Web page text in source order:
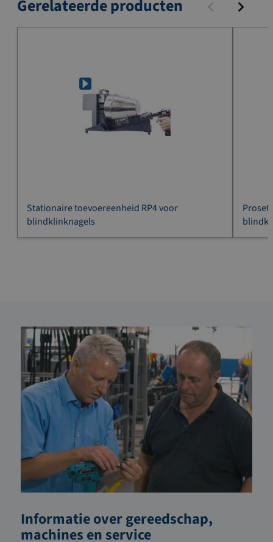
Gerelateerde producten
Stationaire toevoereenheid RP4 voor
blindklinknagels
Proset
Informatie over gereedschap,
machines en service